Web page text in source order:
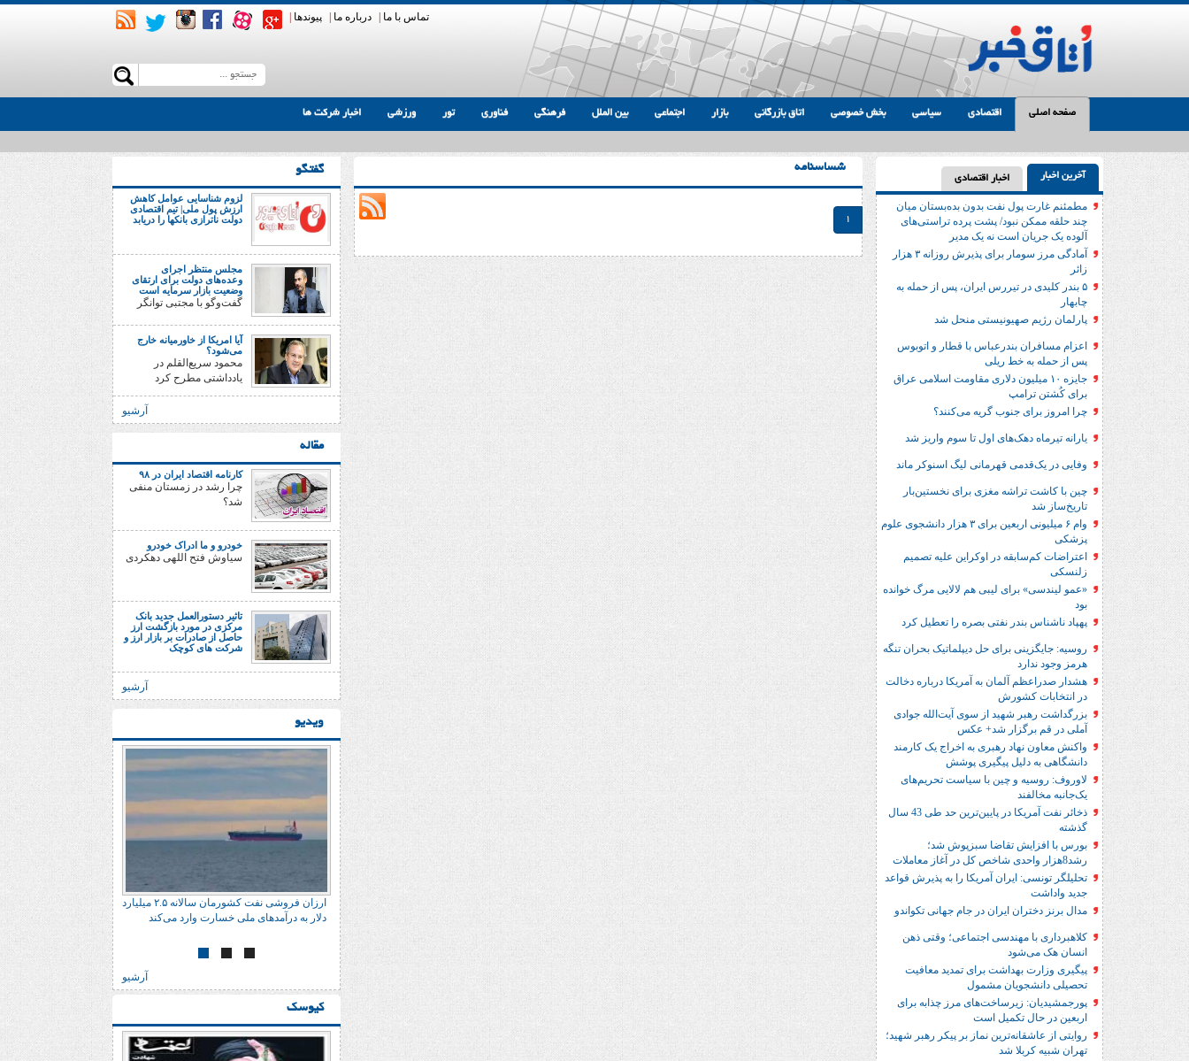
تماس با ما درباره ما پیوندها
صفحه اصلی اقتصادی سیاسی بخش خصوصی اتاق بازرگانی بازار اجتماعی بین الملل فرهنگی فناوری تور ورزشی اخبار شرکت ها
آخرین اخبار اخبار اقتصادی
مطمئنم غارت پول نفت بدون بده‌بستان میان
چند حلقه ممکن نبود/ پشت پرده تراستی‌‌های
آلوده یک جریان است نه یک مدیر
آمادگی مرز سومار برای پذیرش روزانه ۳ هزار
زائر
۵ بندر کلیدی در تیررس ایران، پس از حمله به
چابهار
پارلمان رژیم صهیونیستی منحل شد
اعزام مسافران بندرعباس با قطار و اتوبوس
پس از حمله به خط ریلی
جایزه ۱۰ میلیون دلاری مقاومت اسلامی عراق
برای کُشتن ترامپ
چرا امروز برای جنوب گریه می‌کنند؟
یارانه تیرماه دهک‌های اول تا سوم واریز شد
وفایی در یک‎‌قدمی قهرمانی لیگ اسنوکر ماند
چین با کاشت تراشه مغزی برای نخستین‌بار
تاریخ‌ساز شد
وام ۶ میلیونی اربعین برای ۳ هزار دانشجوی علوم
پزشکی
اعتراضات کم‌سابقه در اوکراین علیه تصمیم
زلنسکی
«عمو لیندسی» برای لیبی هم لالایی مرگ خوانده
بود
پهپاد ناشناس بندر نفتی بصره را تعطیل کرد
روسیه: جایگزینی برای حل‌ دیپلماتیک بحران تنگه
هرمز وجود ندارد
هشدار صدراعظم آلمان به آمریکا درباره دخالت
در انتخابات کشورش
بزرگداشت رهبر شهید از سوی آیت‌الله جوادی
آملی در قم برگزار شد+ عکس
واکنش معاون نهاد رهبری به اخراج یک کارمند
دانشگاهی به دلیل پیگیری پوشش
لاوروف: روسیه و چین با سیاست تحریم‌های
یک‌جانبه مخالفند
ذخائر نفت آمریکا در پایین‌ترین حد طی 43 سال
گذشته
بورس با افزایش تقاضا سبزپوش شد؛
رشد8هزار واحدی شاخص کل در آغاز معاملات
تحلیلگر تونسی: ایران آمریکا را به پذیرش قواعد
جدید واداشت
مدال برنز دختران ایران در جام جهانی تکواندو
کلاهبرداری با مهندسی اجتماعی؛ وقتی ذهن
انسان هک می‌شود
پیگیری وزارت بهداشت برای تمدید معافیت
تحصیلی دانشجویان مشمول
پورجمشیدیان: زیرساخت‌های مرز چذابه برای
اربعین در حال تکمیل است
روایتی از عاشقانه‌ترین نماز بر پیکر رهبر شهید؛‌
تهران‌ شبیه کربلا شد
شساسنامه
1
گفتگو
لزوم شناسایی عوامل کاهش
ارزش پول ملی| تیم اقتصادی
دولت ناترازی بانکها را دریابد
مجلس منتظر اجرای
وعده‌های دولت برای ارتقای
وضعیت بازار سرمایه است
گفت‌وگو با مجتبی توانگر
آیا امریکا از خاورمیانه خارج
می‌شود؟
محمود سریع‌القلم در
یادداشتی مطرح کرد
آرشیو
مقاله
کارنامه اقتصاد ایران در ۹۸
چرا رشد در زمستان منفی
شد؟
خودرو و ما ادراک خودرو
سیاوش فتح اللهی دهکردی
تاثیر دستورالعمل جدید بانک
مرکزی در مورد بازگشت ارز
حاصل از صادرات بر بازار ارز و
شرکت های کوچک
آرشیو
ویدیو
ارزان فروشی نفت کشورمان سالانه ٢.۵ میلیارد
دلار به درآمدهای ملی خسارت وارد می‌کند
مدیریت دلار با حراج معکوس
آرشیو
کیوسک